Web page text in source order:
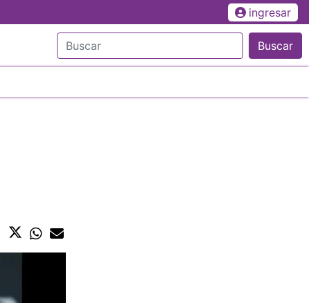
ingresar
Buscar